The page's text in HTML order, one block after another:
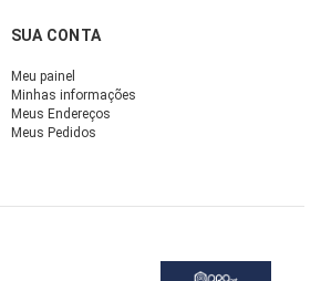
SUA CONTA
Meu painel
Minhas informações
Meus Endereços
Meus Pedidos